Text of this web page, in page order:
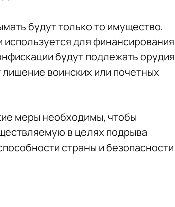
будут только то имущество,
для финансирования
будут подлежать орудия
воинских или почетных
меры необходимы, чтобы
в целях подрыва
страны и безопасности